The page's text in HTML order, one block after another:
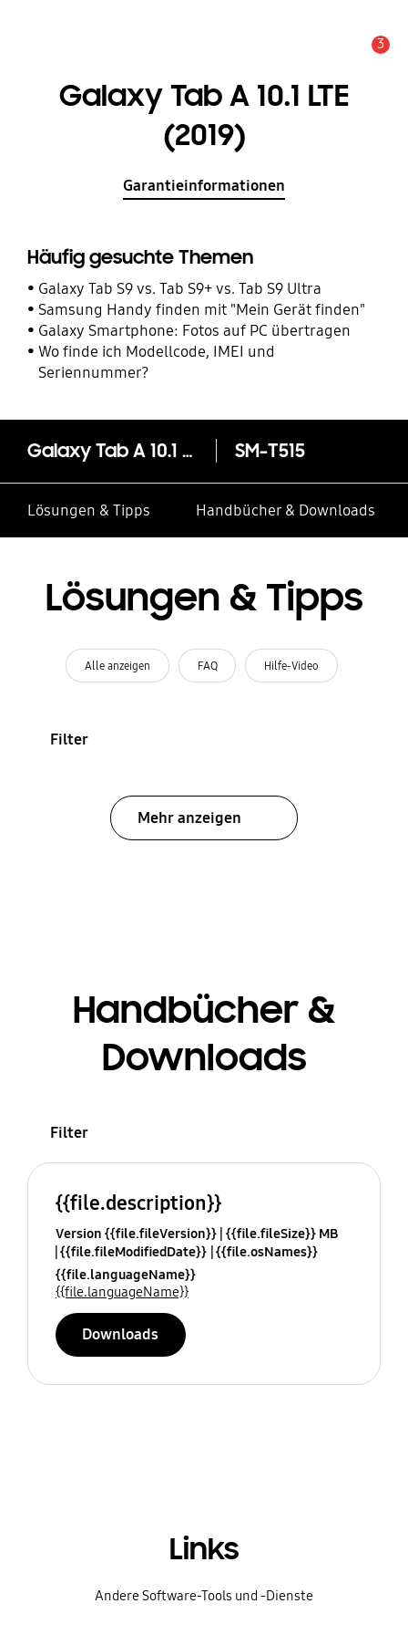
3
Galaxy Tab A 10.1 LTE
(2019)
Garantieinformationen
Häufig gesuchte Themen
Galaxy Tab S9 vs. Tab S9+ vs. Tab S9 Ultra
Samsung Handy finden mit "Mein Gerät finden"
Galaxy Smartphone: Fotos auf PC übertragen
Wo finde ich Modellcode, IMEI und
Seriennummer?
Galaxy Tab A 10.1 LTE (2019) SM-T515
Lösungen & Tipps Handbücher & Downloads
Lösungen & Tipps
Alle anzeigen FAQ Hilfe-Video
Filter
Mehr anzeigen
Handbücher &
Downloads
Filter
{{file.description}}
Version {{file.fileVersion}} {{file.fileSize}} MB
{{file.fileModifiedDate}} {{file.osNames}}
{{file.languageName}}
{{file.languageName}}
Downloads
Links
Andere Software-Tools und -Dienste